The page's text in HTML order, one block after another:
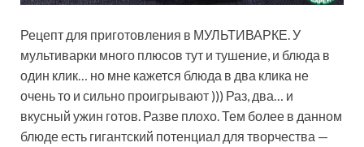
Рецепт для приготовления в МУЛЬТИВАРКЕ. У
мультиварки много плюсов тут и тушение, и блюда в
один клик… но мне кажется блюда в два клика не
очень то и сильно проигрывают ))) Раз, два… и
вкусный ужин готов. Разве плохо. Тем более в данном
блюде есть гигантский потенциал для творчества —